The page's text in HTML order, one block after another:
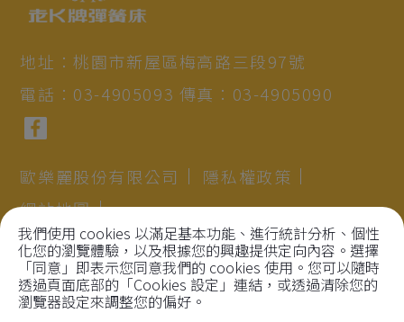
地址：桃園市新屋區梅高路三段97號
電話： 03-4905093 傳真： 03-4905090
歐樂麗股份有限公司
隱私權政策
網站地圖
統一編號：97196374
Copyright©2021Beautycom Biotechnology Co.,
Ltd.All right reserved.
我們使用 cookies 以滿足基本功能、進行統計分析、個性
化您的瀏覽體驗，以及根據您的興趣提供定向內容。選擇
「同意」即表示您同意我們的 cookies 使用。您可以隨時
透過頁面底部的「Cookies 設定」連結，或透過清除您的
瀏覽器設定來調整您的偏好。